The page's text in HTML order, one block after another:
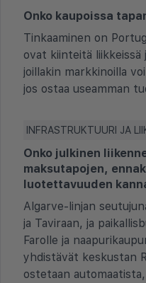
Onko kaupoissa
Tinkaaminen on
ovat kiinteitä liikkeissä
joillakin markkinoilla
jos ostaa useamman
INFRASTRUKTUURI JA
Onko julkinen
maksutapojen,
luotettavuuden
Algarve-linjan
ja Taviraan, ja
Farolle ja
yhdistävät keskustan
ostetaan